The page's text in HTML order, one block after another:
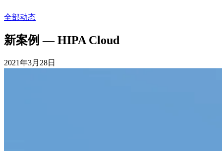
全部动态
新案例 — HIPA Cloud
2021年3月28日